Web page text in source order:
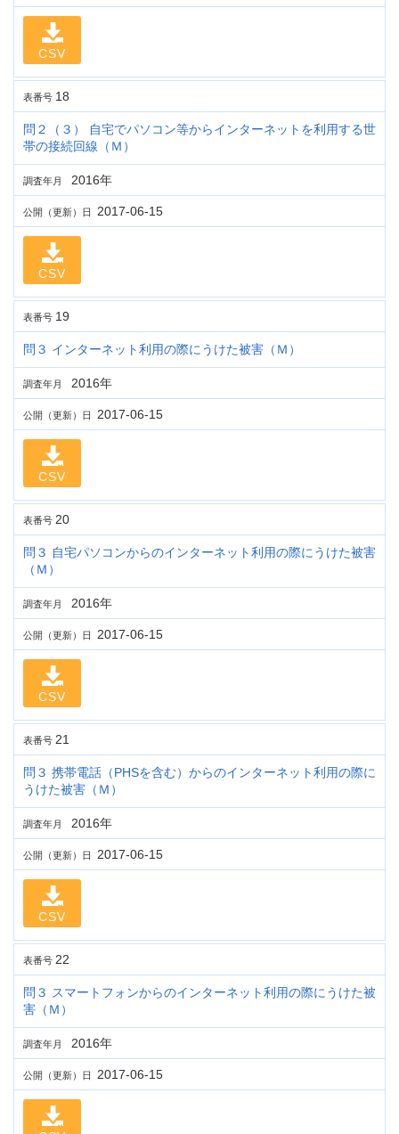
CSV
表番号 18
問２（３） 自宅でパソコン等からインターネットを利用する世
帯の接続回線（Ｍ）
調査年月 2016年
公開（更新）日 2017-06-15
CSV
表番号 19
問３ インターネット利用の際にうけた被害（Ｍ）
調査年月 2016年
公開（更新）日 2017-06-15
CSV
表番号 20
問３ 自宅パソコンからのインターネット利用の際にうけた被害
（Ｍ）
調査年月 2016年
公開（更新）日 2017-06-15
CSV
表番号 21
問３ 携帯電話（PHSを含む）からのインターネット利用の際に
うけた被害（Ｍ）
調査年月 2016年
公開（更新）日 2017-06-15
CSV
表番号 22
問３ スマートフォンからのインターネット利用の際にうけた被
害（Ｍ）
調査年月 2016年
公開（更新）日 2017-06-15